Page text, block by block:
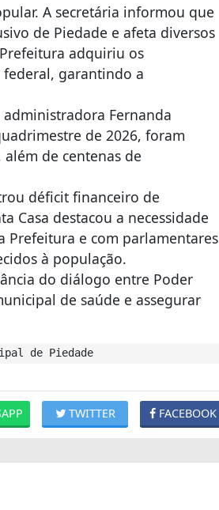
A secretária informou que
de Piedade e afeta diversos
adquiriu os
garantindo a
administradora Fernanda
de 2026, foram
de centenas de
déficit financeiro de
Casa destacou a necessidade
Prefeitura e com parlamentares
à população.
do diálogo entre Poder
de saúde e assegurar
de Piedade
FACEBOOK
TWITTER